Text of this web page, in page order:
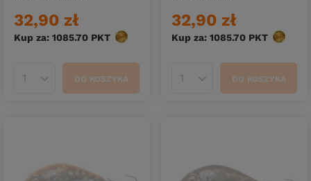
32,90 zł
Kup za: 1085.70 PKT punktów
Ilość produktówDO KOSZYKA
32,90 zł
Kup za: 1085.70 PKT punktów
Ilość produktówDO KOSZYKA